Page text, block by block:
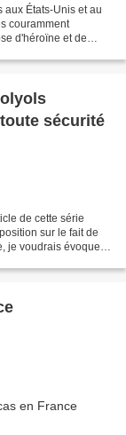
États-Unis et au
couramment
d'héroïne et de
sécurité
de cette série
sur le fait de
je voudrais évoquer